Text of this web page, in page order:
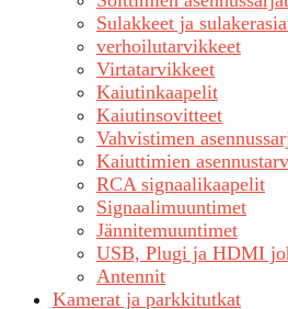
Sulakkeet ja
verhoilutarvikkeet
Virtatarvikkeet
Kaiutinkaapelit
Kaiutinsovitteet
Vahvistimen
Kaiuttimien
RCA signaalikaapelit
Signaalimuuntimet
Jännitemuuntimet
USB, Plugi ja HDMI
Antennit
Kamerat ja parkkitutkat